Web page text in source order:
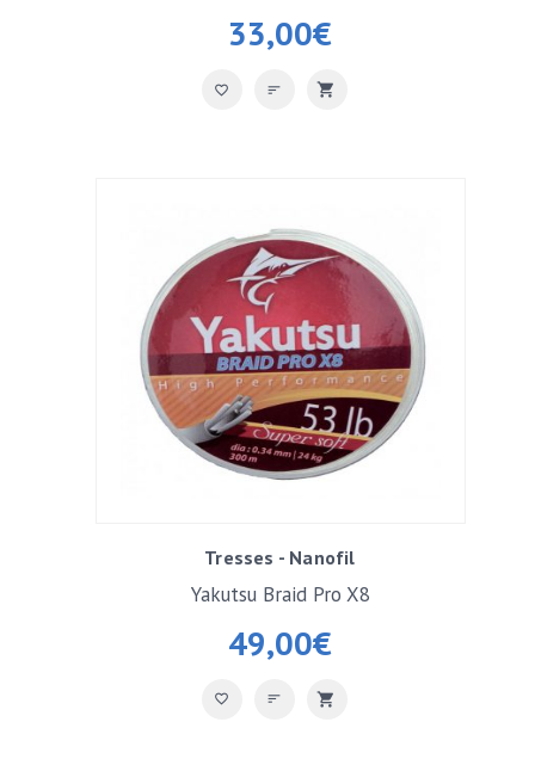
33,00€
Tresses - Nanofil
49,00€
Yakutsu Braid Pro X8